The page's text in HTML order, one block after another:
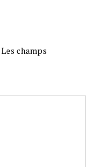
Les champs